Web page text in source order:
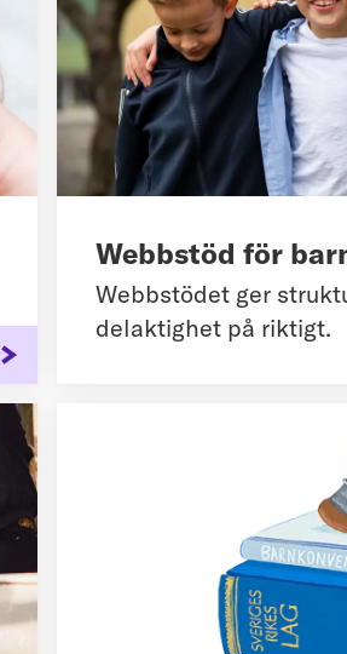
Webbstöd för
Webbstödet ger
delaktighet på riktigt.